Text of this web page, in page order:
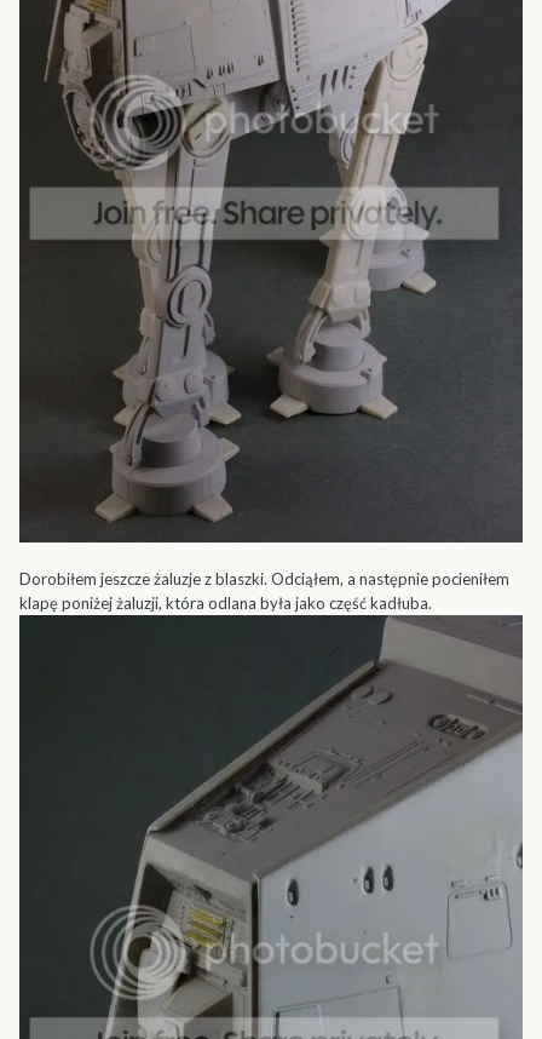
Dorobiłem jeszcze żaluzje z blaszki. Odciąłem, a następnie pocieniłem
klapę poniżej żaluzji, która odlana była jako część kadłuba.